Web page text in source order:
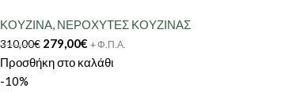
ΚΟΥΖΙΝΑ, ΝΕΡΟΧΥΤΕΣ ΚΟΥΖΙΝΑΣ
310,00€ 279,00€ + Φ.Π.Α.
Προσθήκη στο καλάθι
-10%